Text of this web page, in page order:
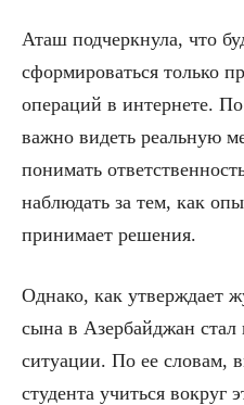
Аташ подчеркнула, что
сформироваться только
операций в интернете.
важно видеть реальную
понимать
наблюдать за тем, как
принимает решения.
Однако, как утверждает
сына в Азербайджан
ситуации. По ее словам,
студента учиться вокруг